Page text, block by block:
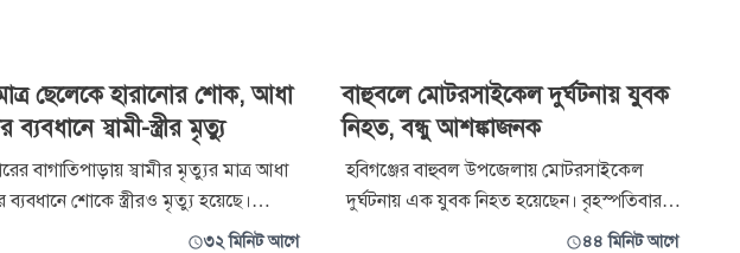
ছেলেকে হারানোর শোক, আধা
ব্যবধানে স্বামী-স্ত্রীর মৃত্যু
বাগাতিপাড়ায় স্বামীর মৃত্যুর মাত্র আধা
ব্যবধানে শোকে স্ত্রীরও মৃত্যু হয়েছে।
বিকেলে উপজেলার দয়ারামপুর
৩২ মিনিট আগে
বাহুবলে মোটরসাইকেল দুর্ঘটনায় যুবক
নিহত, বন্ধু আশঙ্কাজনক
হবিগঞ্জের বাহুবল উপজেলায় মোটরসাইকেল
দুর্ঘটনায় এক যুবক নিহত হয়েছেন। বৃহস্পতিবার
সন্ধ্যায় কামাইছড়া এলাকায় মিরপুর-শ্রীমঙ্গল
৪৪ মিনিট আগে